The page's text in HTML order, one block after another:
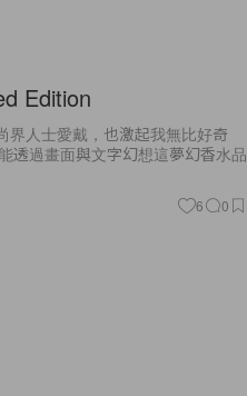
Edition
界人士愛戴，也激起我無比好奇
透過畫面與文字幻想這夢幻香水品
6 0